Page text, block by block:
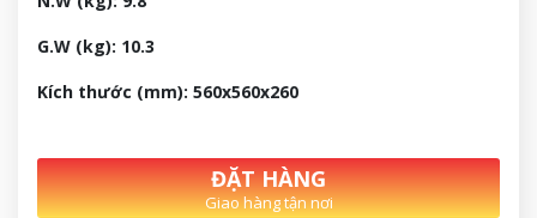
G.W (kg): 10.3
Kích thước (mm): 560x560x260
ĐẶT HÀNG
Giao hàng tận nơi